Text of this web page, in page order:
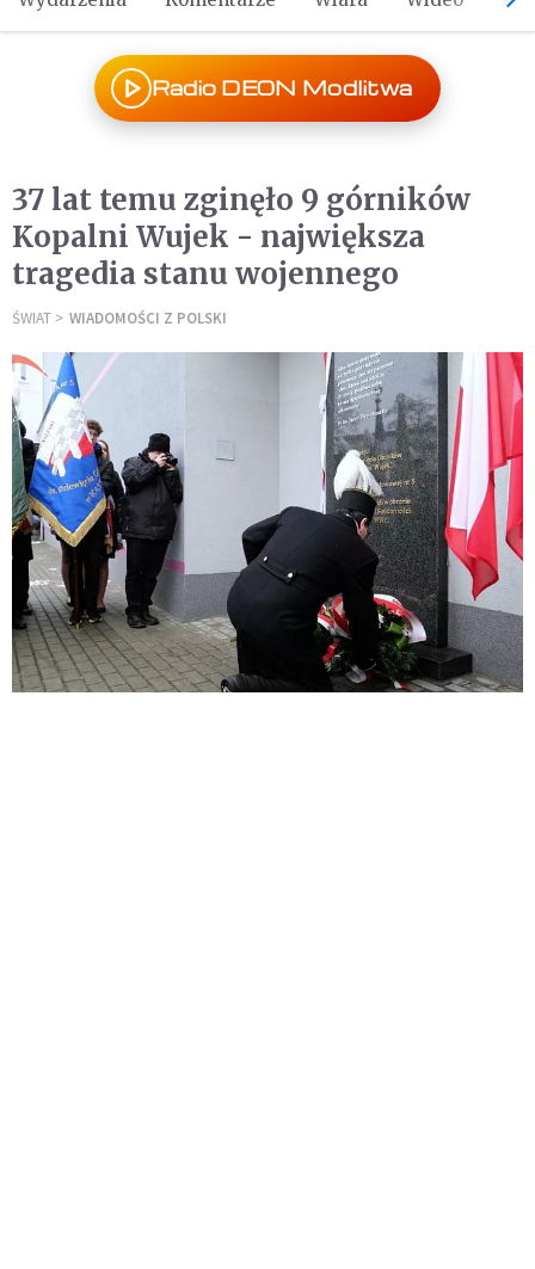
Radio DEON Modlitwa
37 lat temu zginęło 9 górników
Kopalni Wujek - największa
tragedia stanu wojennego
ŚWIAT WIADOMOŚCI Z POLSKI